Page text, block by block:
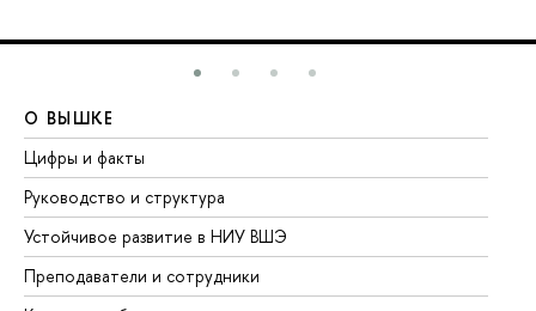
О ВЫШКЕ
Цифры и факты
Руководство и структура
Устойчивое развитие в НИУ ВШЭ
Преподаватели и сотрудники